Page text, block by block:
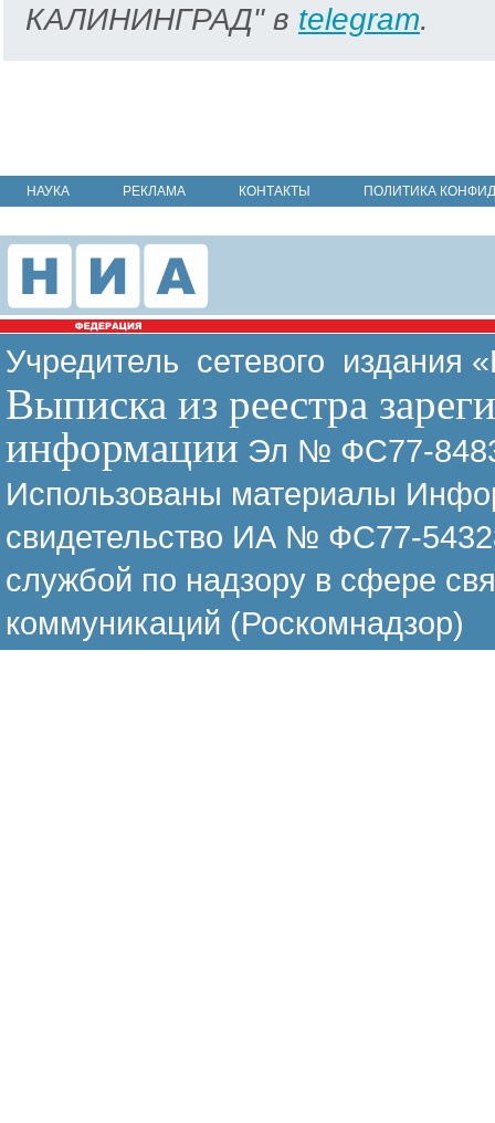
КАЛИНИНГРАД" в telegram.
НАУКА РЕКЛАМА КОНТАКТЫ ПОЛИТИКА
Учредитель сетевого издания
Выписка из реестра
информации Эл № ФС77-
Использованы материалы
свидетельство ИА № ФС77-
службой по надзору в сфере
коммуникаций (Роскомнадзор)